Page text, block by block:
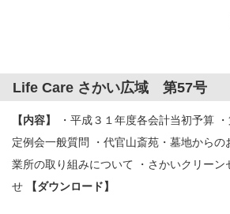
Life Care さかい広域 第57号
【内容】
・平成３１年度各会計当初予算
定例会一般質問 ・代官山斎苑・墓地から
業所の取り組みについて ・さかいクリーン
せ
【ダウンロード】